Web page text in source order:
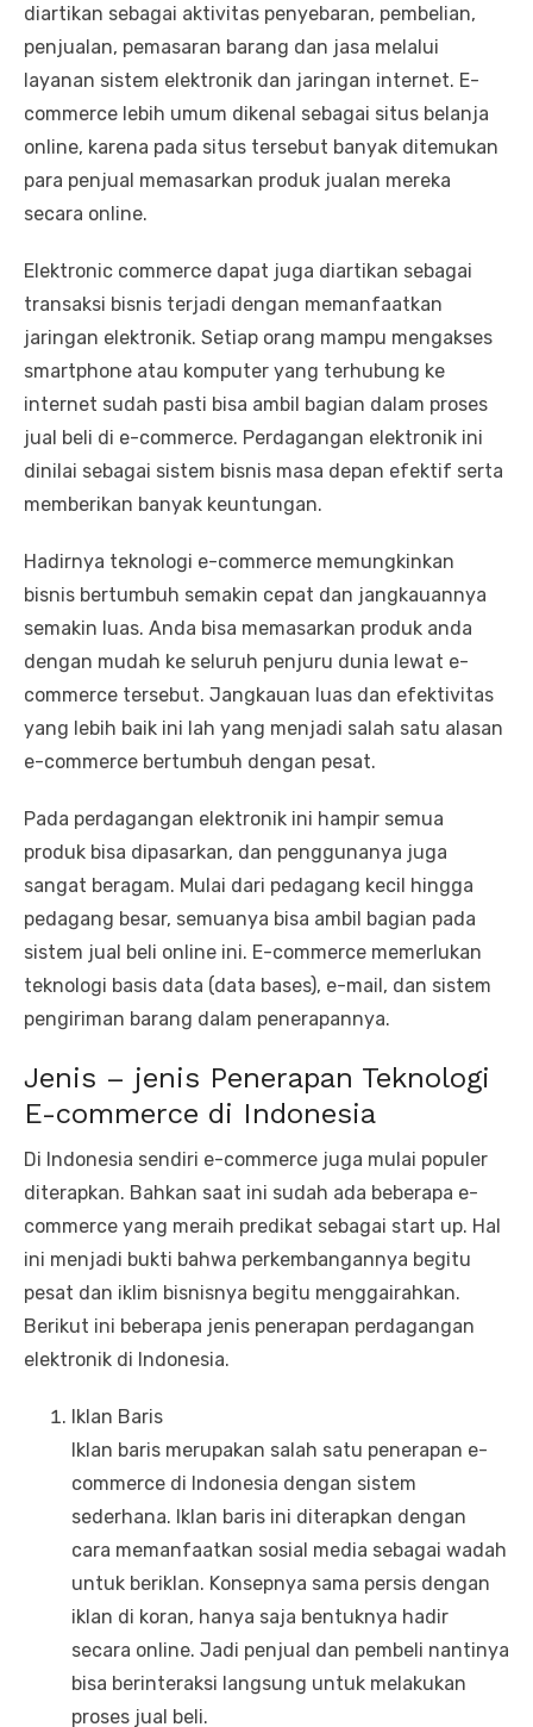
diartikan sebagai aktivitas penyebaran, pembelian,
penjualan, pemasaran barang dan jasa melalui
layanan sistem elektronik dan jaringan internet. E-
commerce lebih umum dikenal sebagai situs belanja
online, karena pada situs tersebut banyak ditemukan
para penjual memasarkan produk jualan mereka
secara online.
Elektronic commerce dapat juga diartikan sebagai
transaksi bisnis terjadi dengan memanfaatkan
jaringan elektronik. Setiap orang mampu mengakses
smartphone atau komputer yang terhubung ke
internet sudah pasti bisa ambil bagian dalam proses
jual beli di e-commerce. Perdagangan elektronik ini
dinilai sebagai sistem bisnis masa depan efektif serta
memberikan banyak keuntungan.
Hadirnya teknologi e-commerce memungkinkan
bisnis bertumbuh semakin cepat dan jangkauannya
semakin luas. Anda bisa memasarkan produk anda
dengan mudah ke seluruh penjuru dunia lewat e-
commerce tersebut. Jangkauan luas dan efektivitas
yang lebih baik ini lah yang menjadi salah satu alasan
e-commerce bertumbuh dengan pesat.
Pada perdagangan elektronik ini hampir semua
produk bisa dipasarkan, dan penggunanya juga
sangat beragam. Mulai dari pedagang kecil hingga
pedagang besar, semuanya bisa ambil bagian pada
sistem jual beli online ini. E-commerce memerlukan
teknologi basis data (data bases), e-mail, dan sistem
pengiriman barang dalam penerapannya.
Jenis – jenis Penerapan Teknologi
E-commerce di Indonesia
Di Indonesia sendiri e-commerce juga mulai populer
diterapkan. Bahkan saat ini sudah ada beberapa e-
commerce yang meraih predikat sebagai start up. Hal
ini menjadi bukti bahwa perkembangannya begitu
pesat dan iklim bisnisnya begitu menggairahkan.
Berikut ini beberapa jenis penerapan perdagangan
elektronik di Indonesia.
Iklan Baris
Iklan baris merupakan salah satu penerapan e-
commerce di Indonesia dengan sistem
sederhana. Iklan baris ini diterapkan dengan
cara memanfaatkan sosial media sebagai wadah
untuk beriklan. Konsepnya sama persis dengan
iklan di koran, hanya saja bentuknya hadir
secara online. Jadi penjual dan pembeli nantinya
bisa berinteraksi langsung untuk melakukan
proses jual beli.